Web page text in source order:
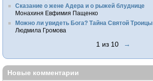
Сказание о жене Адера и о рыжей блуднице
Монахиня Евфимия Пащенко
Можно ли увидеть Бога? Тайна Святой Троицы
Людмила Громова
1 из 10 →
Новые комментарии